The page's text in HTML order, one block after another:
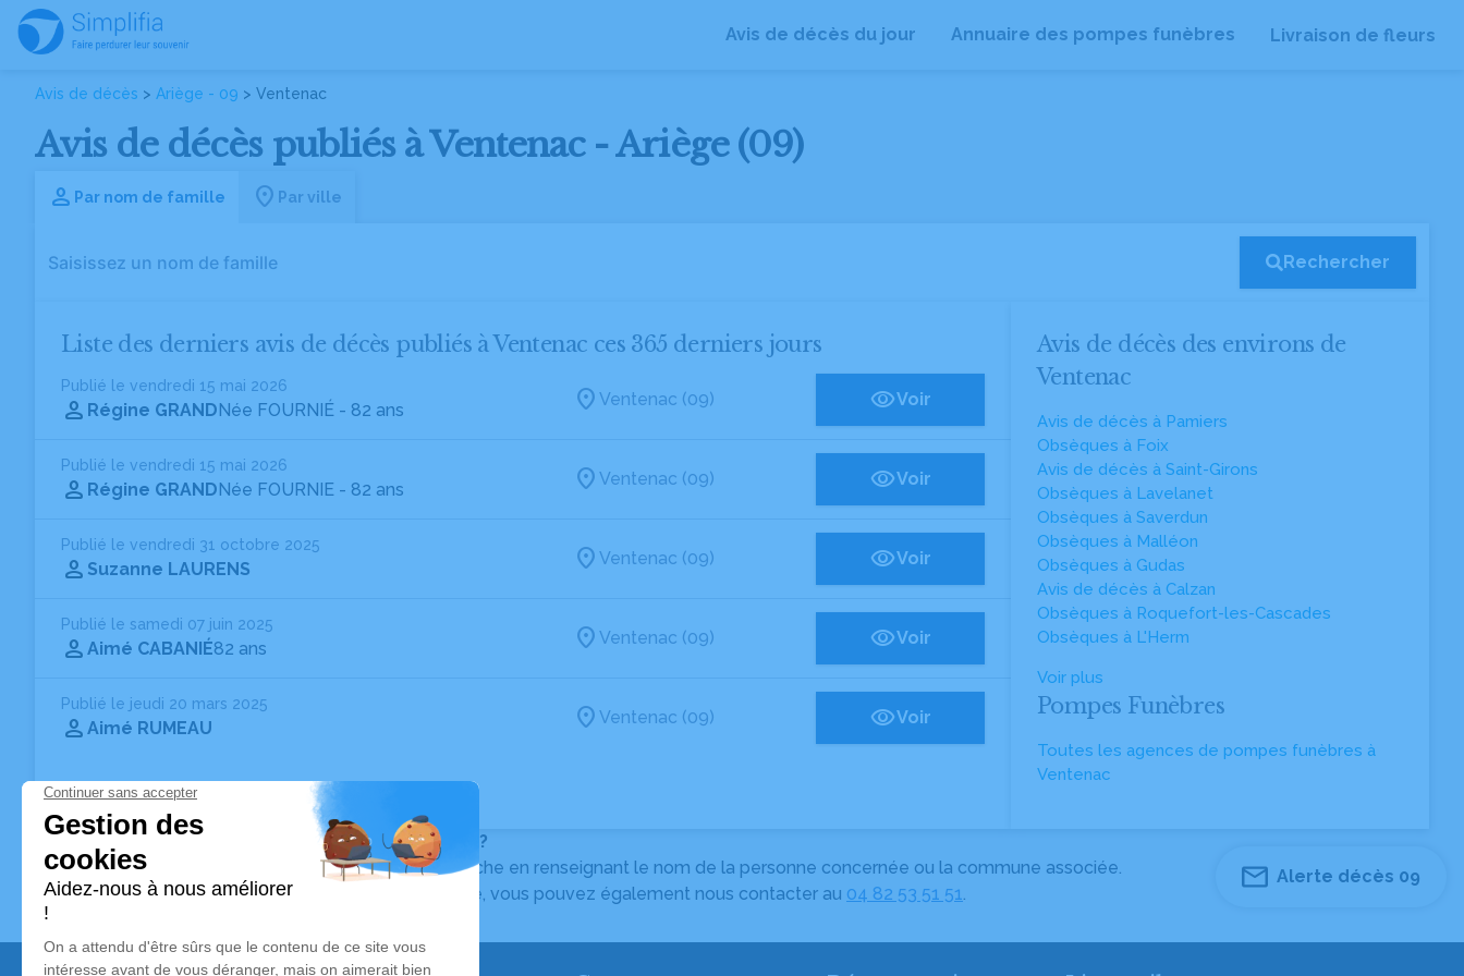
Avis de décès du jour Annuaire des pompes funèbres Livraison de fleurs
Avis de décès > Ariège - 09 > Ventenac
Avis de décès publiés à Ventenac - Ariège (09)
Par nom de famille Par ville
Rechercher
Liste des derniers avis de décès publiés à Ventenac ces 365 derniers jours
Publié le vendredi 15 mai 2026
Régine GRANDNée FOURNIÉ - 82 ans
Ventenac (09) Voir
Publié le vendredi 15 mai 2026
Régine GRANDNée FOURNIE - 82 ans
Ventenac (09) Voir
Publié le vendredi 31 octobre 2025
Suzanne LAURENS
Ventenac (09) Voir
Publié le samedi 07 juin 2025
Aimé CABANIÉ82 ans
Ventenac (09) Voir
Publié le jeudi 20 mars 2025
Aimé RUMEAU
Ventenac (09) Voir
Avis de décès des environs de
Ventenac
Avis de décès à Pamiers
Obsèques à Foix
Avis de décès à Saint-Girons
Obsèques à Lavelanet
Obsèques à Saverdun
Obsèques à Malléon
Obsèques à Gudas
Avis de décès à Calzan
Obsèques à Roquefort-les-Cascades
Obsèques à L'Herm
Voir plus
Pompes Funèbres
Toutes les agences de pompes funèbres à
Ventenac
Vous ne trouvez pas l’avis de décès recherché ?
Pour affiner votre recherche, utilisez la barre de recherche en renseignant le nom de la personne concernée ou la commune associée.
Pour toute question relative au fonctionnement du site, vous pouvez également nous contacter au 04 82 53 51 51.
Alerte décès 09